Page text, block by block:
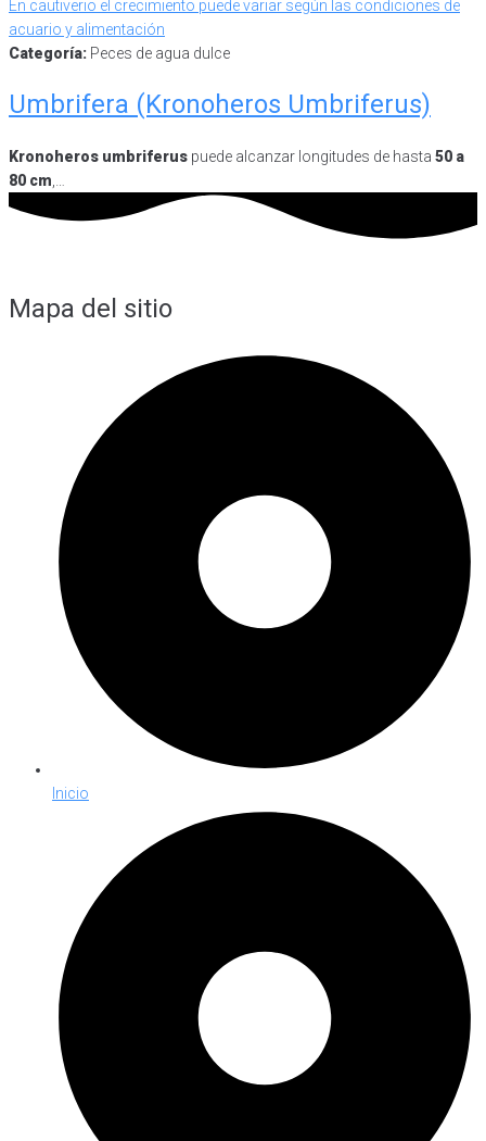
Categoría: Peces de agua dulce
Umbrifera (Kronoheros Umbriferus)
Kronoheros umbriferus puede alcanzar longitudes de hasta 50 a
80 cm
Mapa del sitio
Inicio